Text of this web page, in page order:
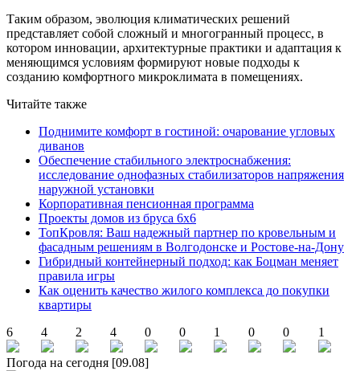
Таким образом, эволюция климатических решений
представляет собой сложный и многогранный процесс, в
котором инновации, архитектурные практики и адаптация к
меняющимся условиям формируют новые подходы к
созданию комфортного микроклимата в помещениях.
Читайте также
Поднимите комфорт в гостиной: очарование угловых
диванов
Обеспечение стабильного электроснабжения:
исследование однофазных стабилизаторов напряжения
наружной установки
Корпоративная пенсионная программа
Проекты домов из бруса 6х6
ТопКровля: Ваш надежный партнер по кровельным и
фасадным решениям в Волгодонске и Ростове-на-Дону
Гибридный контейнерный подход: как Боцман меняет
правила игры
Как оценить качество жилого комплекса до покупки
квартиры
6
4 2 4 0 0 1 0 0 1
Погода на сегодня [09.08]